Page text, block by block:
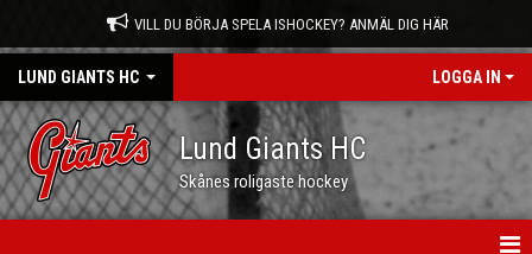
VILL DU BÖRJA SPELA ISHOCKEY? ANMÄL DIG HÄR
LUND GIANTS HC LOGGA IN
Lund Giants HC
Skånes roligaste hockey